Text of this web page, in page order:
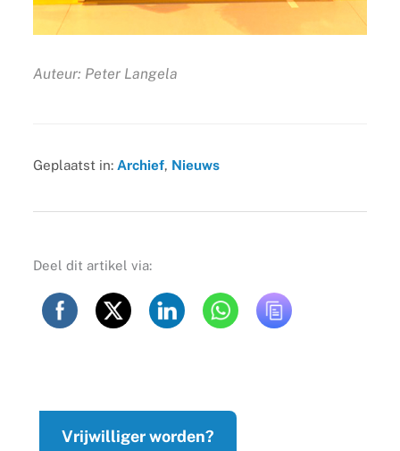
Auteur: Peter Langela
Geplaatst in: Archief, Nieuws
Deel dit artikel via:
Vrijwilliger worden?